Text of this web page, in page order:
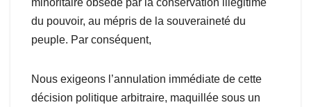
minoritaire obsédé par la conservation illégitime
du pouvoir, au mépris de la souveraineté du
peuple. Par conséquent,
Nous exigeons l’annulation immédiate de cette
décision politique arbitraire, maquillée sous un